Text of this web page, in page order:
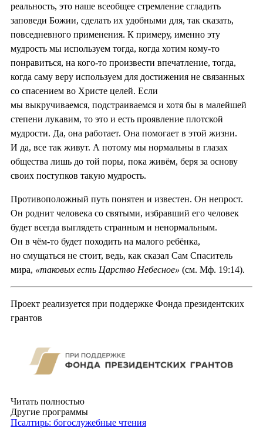
реальность, это наше всеобщее стремление сгладить
заповеди Божии, сделать их удобными для, так сказать,
повседневного применения. К примеру, именно эту
мудрость мы используем тогда, когда хотим кому-то
понравиться, на кого-то произвести впечатление, тогда,
когда саму веру используем для достижения не связанных
со спасением во Христе целей. Если
мы выкручиваемся, подстраиваемся и хотя бы в малейшей
степени лукавим, то это и есть проявление плотской
мудрости. Да, она работает. Она помогает в этой жизни.
И да, все так живут. А потому мы нормальны в глазах
общества лишь до той поры, пока живём, беря за основу
своих поступков такую мудрость.
Противоположный путь понятен и известен. Он непрост.
Он роднит человека со святыми, избравший его человек
будет всегда выглядеть странным и ненормальным.
Он в чём-то будет походить на малого ребёнка,
но смущаться не стоит, ведь, как сказал Сам Спаситель
мира, «таковых есть Царство Небесное» (см. Мф. 19:14).
Проект реализуется при поддержке Фонда президентских
грантов
Читать полностью
Другие программы
Псалтирь: богослужебные чтения